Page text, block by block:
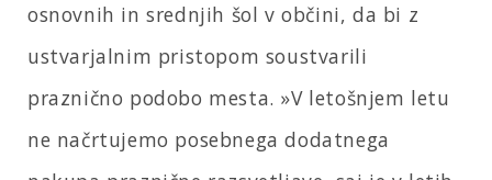
osnovnih in srednjih šol v občini, da bi z
ustvarjalnim pristopom soustvarili
praznično podobo mesta. »V letošnjem letu
ne načrtujemo posebnega dodatnega